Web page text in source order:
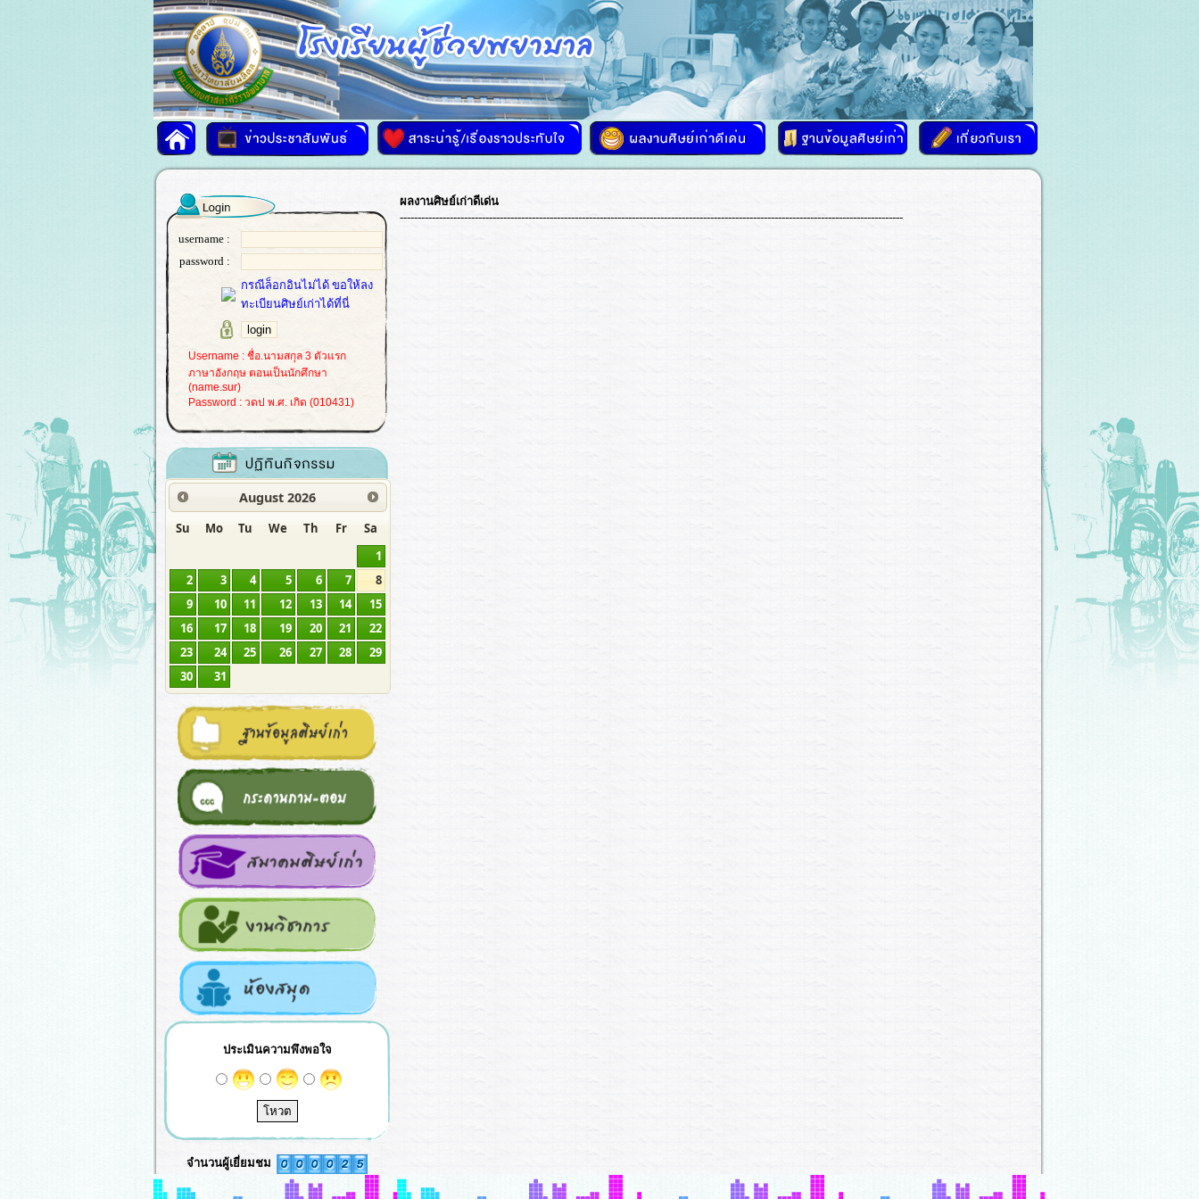
username :
password :
กรณีล็อกอินไม่ได้ ขอให้ลง
ทะเบียนศิษย์เก่าได้ที่นี่
Username : ชื่อ.นามสกุล 3 ตัวแรก
ภาษาอังกฤษ ตอนเป็นนักศึกษา
(name.sur)
Password : วดป พ.ศ. เกิด (010431)
August 2026
Su Mo Tu We Th Fr
Sa
1
2
3 4 5 6 7
8
9
10 11 12 13 14
15
16
17 18 19 20 21
22
23
24 25 26 27 28
29
30
31
ประเมินความพึงพอใจ
จำนวนผู้เยี่ยมชม
ผลงานศิษย์เก่าดีเด่น
---------------------------------------------------------------------------------------------------------------------------------------------